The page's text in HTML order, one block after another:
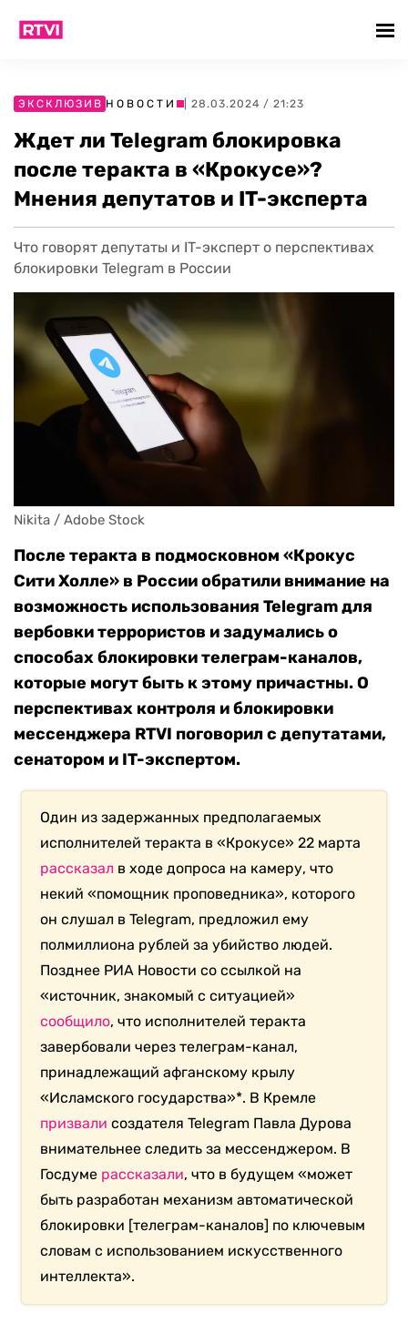
ЭКСКЛЮЗИВ НОВОСТИ | 28.03.2024 / 21:23
Ждет ли Telegram блокировка
после теракта в «Крокусе»?
Мнения депутатов и IT-эксперта
Что говорят депутаты и IT-эксперт о перспективах
блокировки Telegram в России
Nikita / Adobe Stock
После теракта в подмосковном «Крокус
Сити Холле» в России обратили внимание на
возможность использования Telegram для
вербовки террористов и задумались о
способах блокировки телеграм-каналов,
которые могут быть к этому причастны. О
перспективах контроля и блокировки
мессенджера RTVI поговорил с депутатами,
сенатором и IT-экспертом.
Один из задержанных предполагаемых
исполнителей теракта в «Крокусе» 22 марта
рассказал в ходе допроса на камеру, что
некий «помощник проповедника», которого
он слушал в Telegram, предложил ему
полмиллиона рублей за убийство людей.
Позднее РИА Новости со ссылкой на
«источник, знакомый с ситуацией»
сообщило, что исполнителей теракта
завербовали через телеграм-канал,
принадлежащий афганскому крылу
«Исламского государства»*. В Кремле
призвали создателя Telegram Павла Дурова
внимательнее следить за мессенджером. В
Госдуме рассказали, что в будущем «может
быть разработан механизм автоматической
блокировки [телеграм-каналов] по ключевым
словам с использованием искусственного
интеллекта».